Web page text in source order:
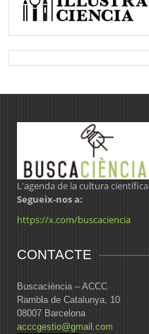
L'agenda de la cultura científica
Segueix-nos a:
https://x.com/buscaciencia
CONTACTE
Buscaciència – ACCC
Rambla de Catalunya, 10
08007 Barcelona
acccgestio@gmail.com